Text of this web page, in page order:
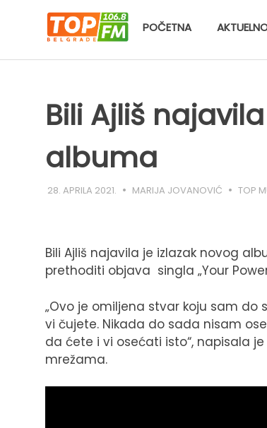
POČETNA
Bili Ajliš
albuma
28. APRILA 2021. MARIJA JOVANOVIĆ TOP
Bili Ajliš najavila je izlazak novog
prethoditi objava singla „Your
„Ovo je omiljena stvar koju sam
vi čujete. Nikada do sada nisam
da ćete i vi osećati isto“, napisala
mrežama.